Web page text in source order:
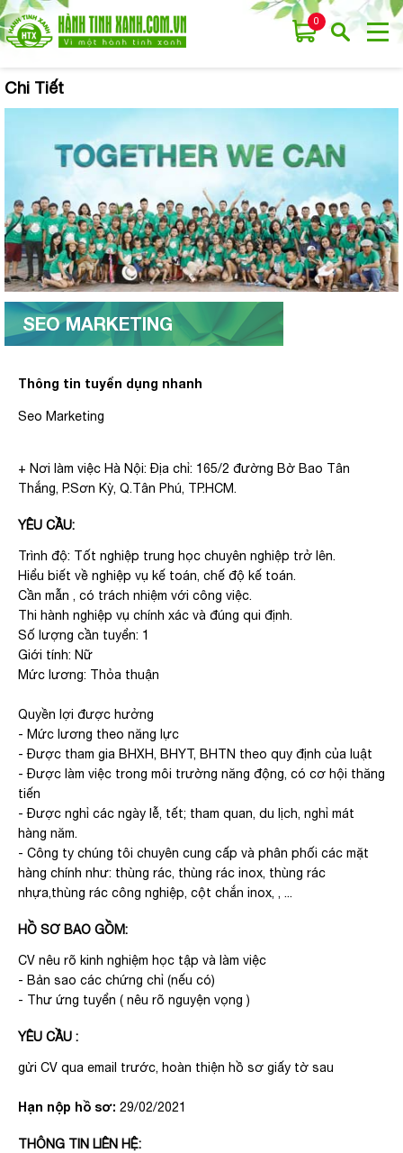
0
Chi Tiết
SEO MARKETING
Thông tin tuyển dụng nhanh
Seo Marketing
+ Nơi làm việc Hà Nội: Địa chỉ: 165/2 đường Bờ Bao Tân
Thắng, P.Sơn Kỳ, Q.Tân Phú, TP.HCM.
YÊU CẦU:
Trình độ: Tốt nghiệp trung học chuyên nghiệp trở lên.
Hiểu biết về nghiệp vụ kế toán, chế độ kế toán.
Cần mẫn , có trách nhiệm với công việc.
Thi hành nghiệp vụ chính xác và đúng qui định.
Số lượng cần tuyển: 1
Giới tính: Nữ
Mức lương: Thỏa thuận
Quyền lợi được hưởng
- Mức lương theo năng lực
- Được tham gia BHXH, BHYT, BHTN theo quy định của luật
- Được làm việc trong môi trường năng động, có cơ hội thăng
tiến
- Được nghỉ các ngày lễ, tết; tham quan, du lịch, nghỉ mát
hàng năm.
- Công ty chúng tôi chuyên cung cấp và phân phối các mặt
hàng chính như: thùng rác, thùng rác inox, thùng rác
nhựa,thùng rác công nghiệp, cột chắn inox, , ...
HỒ SƠ BAO GỒM:
CV nêu rõ kinh nghiệm học tập và làm việc
- Bản sao các chứng chỉ (nếu có)
- Thư ứng tuyển ( nêu rõ nguyện vọng )
YÊU CẦU :
gửi CV qua email trước, hoàn thiện hồ sơ giấy tờ sau
Hạn nộp hồ sơ: 29/02/2021
THÔNG TIN LIÊN HỆ: